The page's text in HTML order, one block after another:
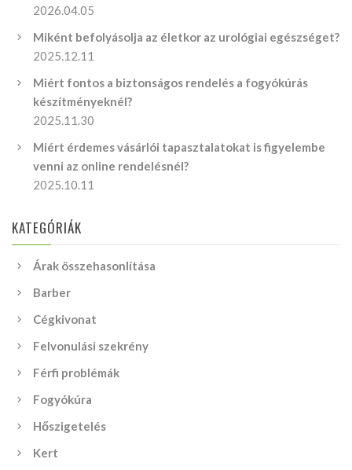
2026.04.05
Miként befolyásolja az életkor az urológiai egészséget?
2025.12.11
Miért fontos a biztonságos rendelés a fogyókúrás
készítményeknél?
2025.11.30
Miért érdemes vásárlói tapasztalatokat is figyelembe
venni az online rendelésnél?
2025.10.11
KATEGÓRIÁK
Árak összehasonlítása
Barber
Cégkivonat
Felvonulási szekrény
Férfi problémák
Fogyókúra
Hőszigetelés
Kert